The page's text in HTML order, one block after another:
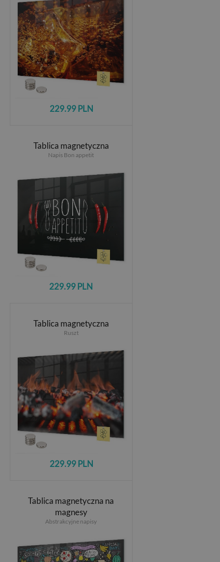
229.99 PLN
Tablica magnetyczna
Napis Bon appetit
229.99 PLN
Tablica magnetyczna
Ruszt
229.99 PLN
Tablica magnetyczna na
magnesy
Abstrakcyjne napisy